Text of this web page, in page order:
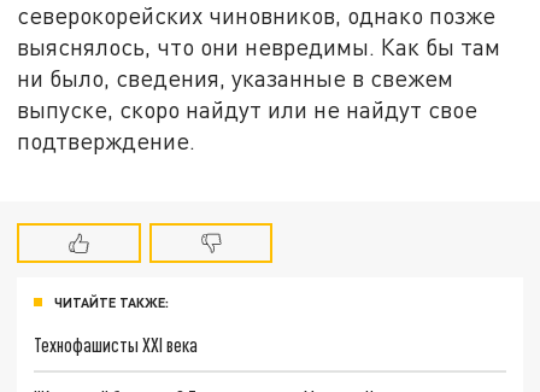
северокорейских чиновников, однако позже
выяснялось, что они невредимы. Как бы там
ни было, сведения, указанные в свежем
выпуске, скоро найдут или не найдут свое
подтверждение.
ЧИТАЙТЕ ТАКЖЕ:
Технофашисты XXI века